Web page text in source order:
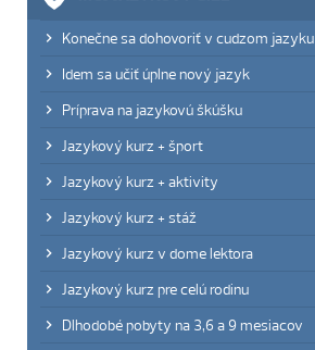
Konečne sa dohovoriť v cudzom jazyku
Idem sa učiť úplne nový jazyk
Príprava na jazykovú škúšku
Jazykový kurz + šport
Jazykový kurz + aktivity
Jazykový kurz + stáž
Jazykový kurz v dome lektora
Jazykový kurz pre celú rodinu
Dlhodobé pobyty na 3,6 a 9 mesiacov